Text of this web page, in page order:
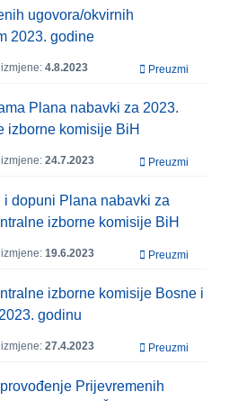
ugovora/okvirnih
2023. godine
4.8.2023 Preuzmi
Plana nabavki za 2023.
izborne komisije BiH
24.7.2023 Preuzmi
dopuni Plana nabavki za
izborne komisije BiH
19.6.2023 Preuzmi
izborne komisije Bosne i
godinu
27.4.2023 Preuzmi
Prijevremenih